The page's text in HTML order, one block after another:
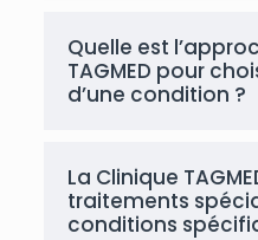
Quelle est
TAGMED pour
d’une condition ?
La Clinique
traitements
conditions